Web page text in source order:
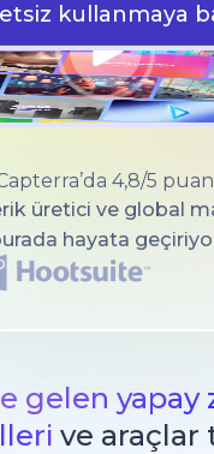
kullanmaya
4,8/5 puan
üretici ve global
hayata
gelen yapay
ve araçlar